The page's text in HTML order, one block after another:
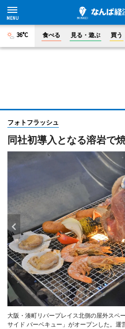
36°C 食べる 見る・遊ぶ 買う
フォトフラッシュ
同社初導入となる溶岩で
大阪・湊町リバープレイス北側の屋外スペ
サイド バーベキュー」がオープンした。運